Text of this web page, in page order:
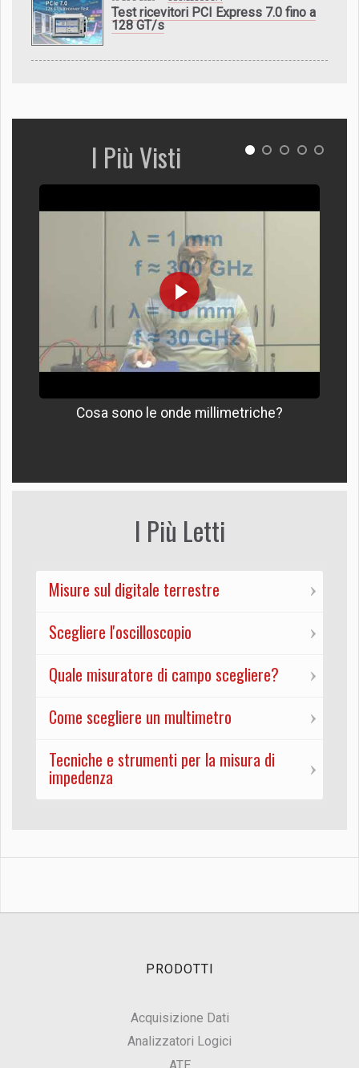
Test ricevitori PCI Express 7.0 fino a
128 GT/s
I Più Visti
Cosa sono le onde millimetriche?
I Più Letti
Misure sul digitale terrestre
Scegliere l'oscilloscopio
Quale misuratore di campo scegliere?
Come scegliere un multimetro
Tecniche e strumenti per la misura di
impedenza
PRODOTTI
Acquisizione Dati
Analizzatori Logici